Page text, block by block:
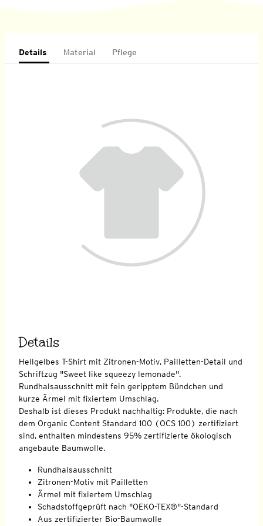
Details Material Pflege
Details
Hellgelbes T-Shirt mit Zitronen-Motiv, Pailletten-Detail und
Schriftzug "Sweet like squeezy lemonade".
Rundhalsausschnitt mit fein geripptem Bündchen und
kurze Ärmel mit fixiertem Umschlag.
Deshalb ist dieses Produkt nachhaltig: Produkte, die nach
dem Organic Content Standard 100 (OCS 100) zertifiziert
sind, enthalten mindestens 95% zertifizierte ökologisch
angebaute Baumwolle.
Rundhalsausschnitt
Zitronen-Motiv mit Pailletten
Ärmel mit fixiertem Umschlag
Schadstoffgeprüft nach "OEKO-TEX®"-Standard
Aus zertifizierter Bio-Baumwolle